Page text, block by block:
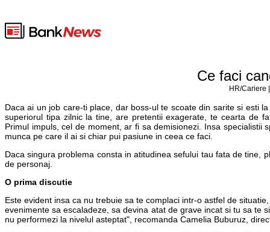
Ce faci
HR/Cariere
Daca ai un job care-ti place, dar boss-ul te scoate din sarite si esti
superiorul tipa zilnic la tine, are pretentii exagerate, te cearta de
Primul impuls, cel de moment, ar fi sa demisionezi. Insa
munca pe care il ai si chiar pui pasiune in ceea ce faci.
Daca singura problema consta in atitudinea sefului tau fata de tine,
de personaj.
O prima discutie
Este evident insa ca nu trebuie sa te complaci intr-o astfel de
evenimente sa escaladeze, sa devina atat de grave incat si tu sa te
nu performezi la nivelul asteptat", recomanda Camelia Buburuz,